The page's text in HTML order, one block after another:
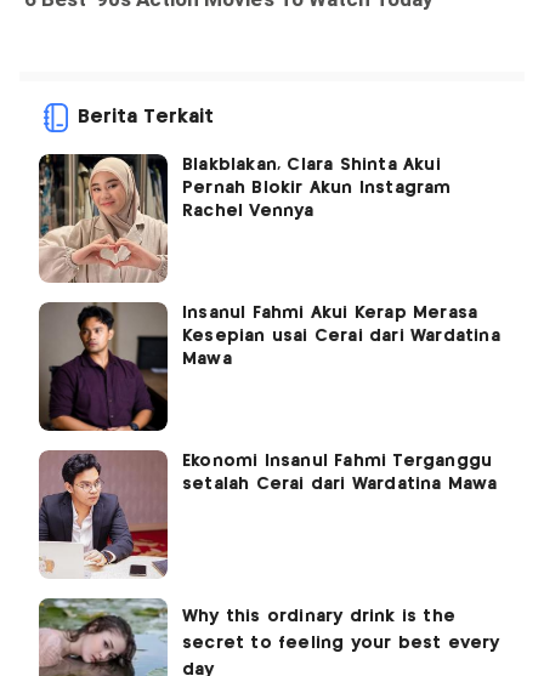
Berita Terkait
Blakblakan, Clara Shinta Akui
Pernah Blokir Akun Instagram
Rachel Vennya
Insanul Fahmi Akui Kerap Merasa
Kesepian usai Cerai dari Wardatina
Mawa
Ekonomi Insanul Fahmi Terganggu
setalah Cerai dari Wardatina Mawa